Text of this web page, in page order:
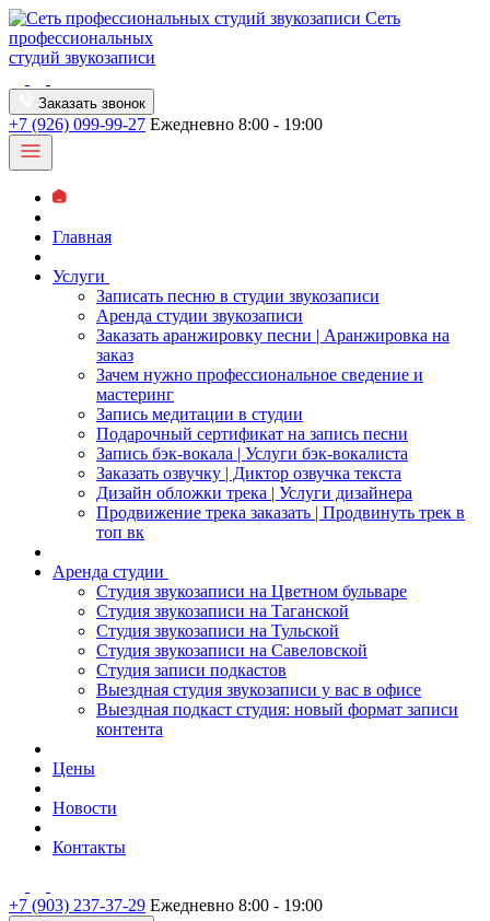
Сеть
профессиональных
студий звукозаписи
Заказать звонок
+7 (926) 099-99-27 Ежедневно 8:00 - 19:00
Главная
Услуги
Записать песню в студии звукозаписи
Аренда студии звукозаписи
Заказать аранжировку песни | Аранжировка на
заказ
Зачем нужно профессиональное сведение и
мастеринг
Запись медитации в студии
Подарочный сертификат на запись песни
Запись бэк-вокала | Услуги бэк-вокалиста
Заказать озвучку | Диктор озвучка текста
Дизайн обложки трека | Услуги дизайнера
Продвижение трека заказать | Продвинуть трек в
топ вк
Аренда студии
Студия звукозаписи на Цветном бульваре
Студия звукозаписи на Таганской
Студия звукозаписи на Тульской
Студия звукозаписи на Савеловской
Студия записи подкастов
Выездная студия звукозаписи у вас в офисе
Выездная подкаст студия: новый формат записи
контента
Цены
Новости
Контакты
+7 (903) 237-37-29 Ежедневно 8:00 - 19:00